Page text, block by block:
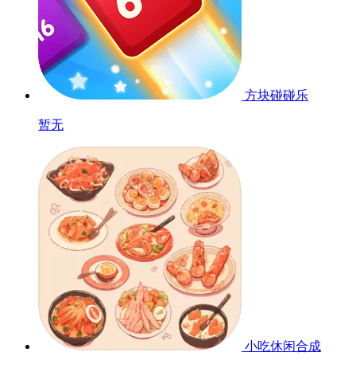
方块碰碰乐
暂无
小吃休闲合成